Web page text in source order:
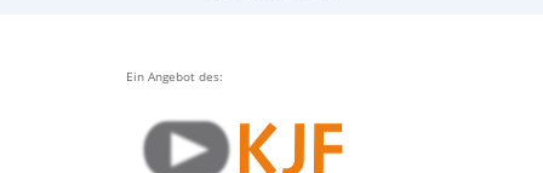
Ein Angebot des: